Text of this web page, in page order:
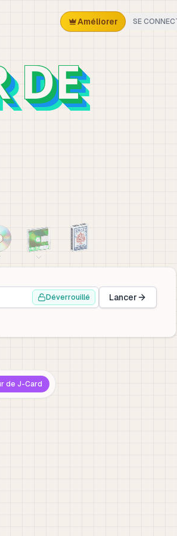
Améliorer SE
DE
Déverrouillé Lancer
de J-Card